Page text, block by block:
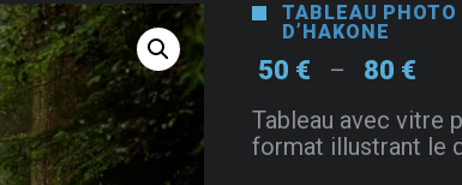
TABLEAU
D’HAKONE
50 € – 80 €
50
Tableau avec vitre
format illustrant le